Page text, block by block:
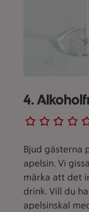
4.
0 personer har
Bjud gästerna
apelsin. Vi
märka att det
drink. Vill du
apelsinskal